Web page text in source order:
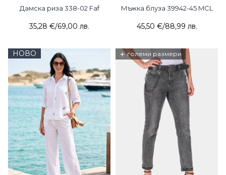
Дамска риза 338-02 Faf
35,28 €/69,00 лв.
Мъжка блуза 39942-45 MCL
45,50 €/88,99 лв.
НОВО + големи размери